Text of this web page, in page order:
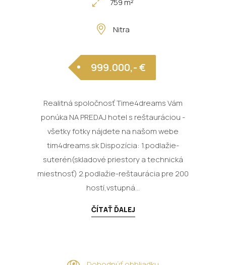
759 m²
Nitra
999.000,- €
Realitná spoločnosť Time4dreams Vám
ponúka NA PREDAJ hotel s reštauráciou -
všetky fotky nájdete na našom webe
tim4dreams.sk Dispozícia: 1.podlažie-
suterén(skladové priestory a technická
miestnosť) 2.podlažie-reštaurácia pre 200
hostí,vstupná...
ČÍTAŤ ĎALEJ